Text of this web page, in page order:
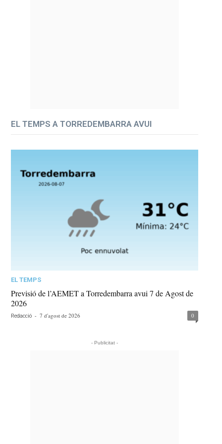
EL TEMPS A TORREDEMBARRA AVUI
EL TEMPS
Previsió de l’AEMET a Torredembarra avui 7 de Agost de
2026
Redacció - 7 d'agost de 2026 0
- Publicitat -